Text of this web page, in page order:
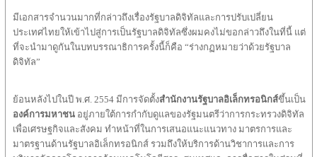
มีเอกสารจำนวนมากที่กล่าวถึงเรื่องรัฐบาลดิจิทัลและการปรับเปลี่ยน
ประเทศไทยให้เข้าไปสู่การเป็นรัฐบาลดิจิทัลซึ่งผมคงไม่ขอกล่าวถึงในที่นี้ แต่
ที่จะนำมาดูกันในบทบรรณาธิการครั้งนี้ก็คือ “ร่างกฏหมายว่าด้วยรัฐบาล
ดิจิทัล”
ย้อนหลังไปในปี พ.ศ. 2554 มีการจัดตั้งสำนักงานรัฐบาลอิเล็กทรอนิกส์ขึ้นเป็น
องค์การมหาชน อยู่ภายใต้การกำกับดูแลของรัฐมนตรีว่าการกระทรวงดิจิทัล
เพื่อเศรษฐกิจและสังคม ทำหน้าที่ในการเสนอแนะแนวทาง มาตรการและ
มาตรฐานด้านรัฐบาลอิเล็กทรอนิกส์ รวมถึงให้บริการด้านวิชาการและการ